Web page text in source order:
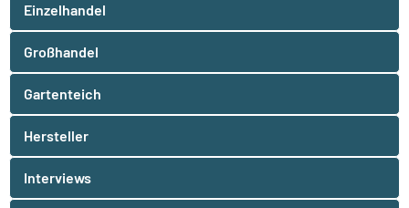
Einzelhandel
Großhandel
Gartenteich
Hersteller
Interviews